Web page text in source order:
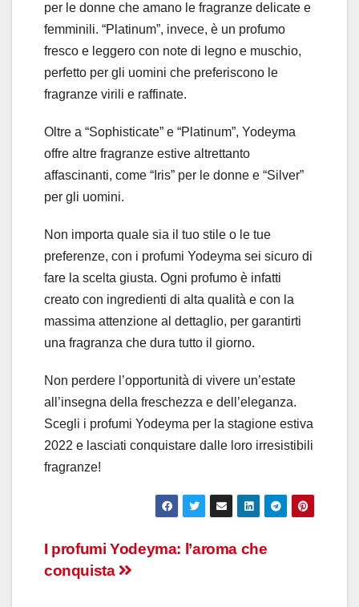
per le donne che amano le fragranze delicate e
femminili. “Platinum”, invece, è un profumo
fresco e leggero con note di legno e muschio,
perfetto per gli uomini che preferiscono le
fragranze virili e raffinate.
Oltre a “Sophisticate” e “Platinum”, Yodeyma
offre altre fragranze estive altrettanto
affascinanti, come “Iris” per le donne e “Silver”
per gli uomini.
Non importa quale sia il tuo stile o le tue
preferenze, con i profumi Yodeyma sei sicuro di
fare la scelta giusta. Ogni profumo è infatti
creato con ingredienti di alta qualità e con la
massima attenzione al dettaglio, per garantirti
una fragranza che dura tutto il giorno.
Non perdere l’opportunità di vivere un’estate
all’insegna della freschezza e dell’eleganza.
Scegli i profumi Yodeyma per la stagione estiva
2022 e lasciati conquistare dalle loro irresistibili
fragranze!
Navigazione
articoli
I profumi Yodeyma: l’aroma che
conquista